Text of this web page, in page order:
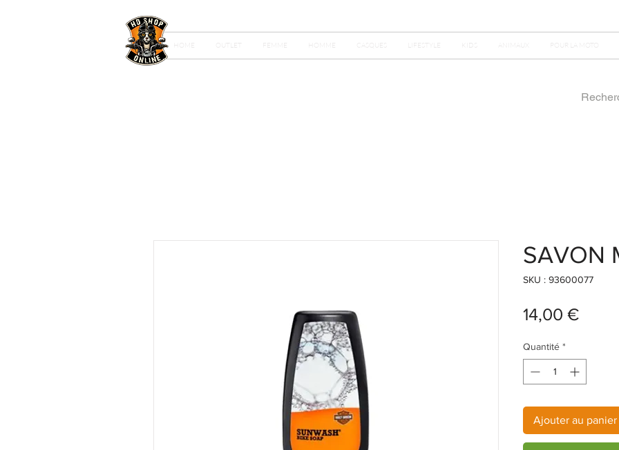
HOME OUTLET FEMME HOMME CASQUES LIFESTYLE KIDS ANIMAUX POUR LA MOTO
SAVON
SKU : 93600077
14,00 €Prix
Quantité *
Ajouter au panier